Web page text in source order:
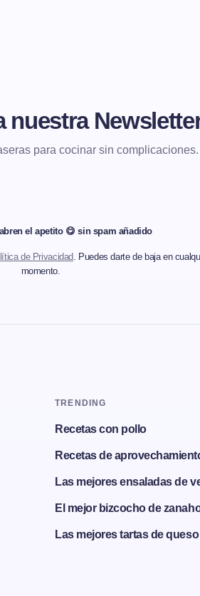
nuestra
para cocinar sin complicaciones.
el apetito 😋 sin spam añadido
de Privacidad. Puedes darte de baja en
momento.
TRENDING
Recetas con pollo
Recetas de
Las mejores ensaladas de
El mejor bizcocho de
Las mejores tartas de queso